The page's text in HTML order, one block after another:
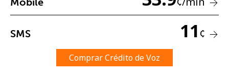
Un caracter especial
SMS 11 ¢
Comprar Crédito de Voz